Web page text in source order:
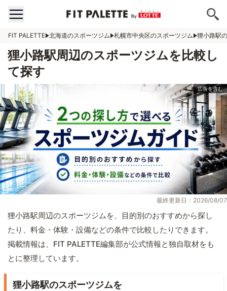
FIT PALETTE 北海道のスポーツジム 札幌市中央区のスポーツジム 狸小路駅
狸小路駅周辺のスポーツジムを比較し
て探す
最終更新日：2026/08/07
狸小路駅周辺のスポーツジムを、目的別のおすすめから探し
たり、料金・体験・設備などの条件で比較したりできます。
掲載情報は、FIT PALETTE編集部が公式情報と独自取材をも
とに整理しています。
狸小路駅のスポーツジムを